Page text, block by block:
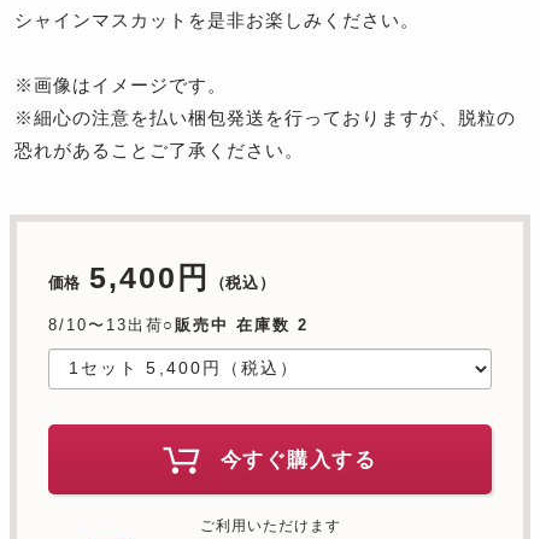
シャインマスカットを是非お楽しみください。
※画像はイメージです。
※細心の注意を払い梱包発送を行っておりますが、脱粒の
恐れがあることご了承ください。
価格 5,400円 （税込）
8/10〜13出荷○販売中 在庫数 2
今すぐ購入する
ご利用いただけます